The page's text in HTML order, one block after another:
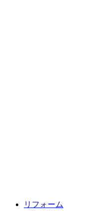
リフォーム